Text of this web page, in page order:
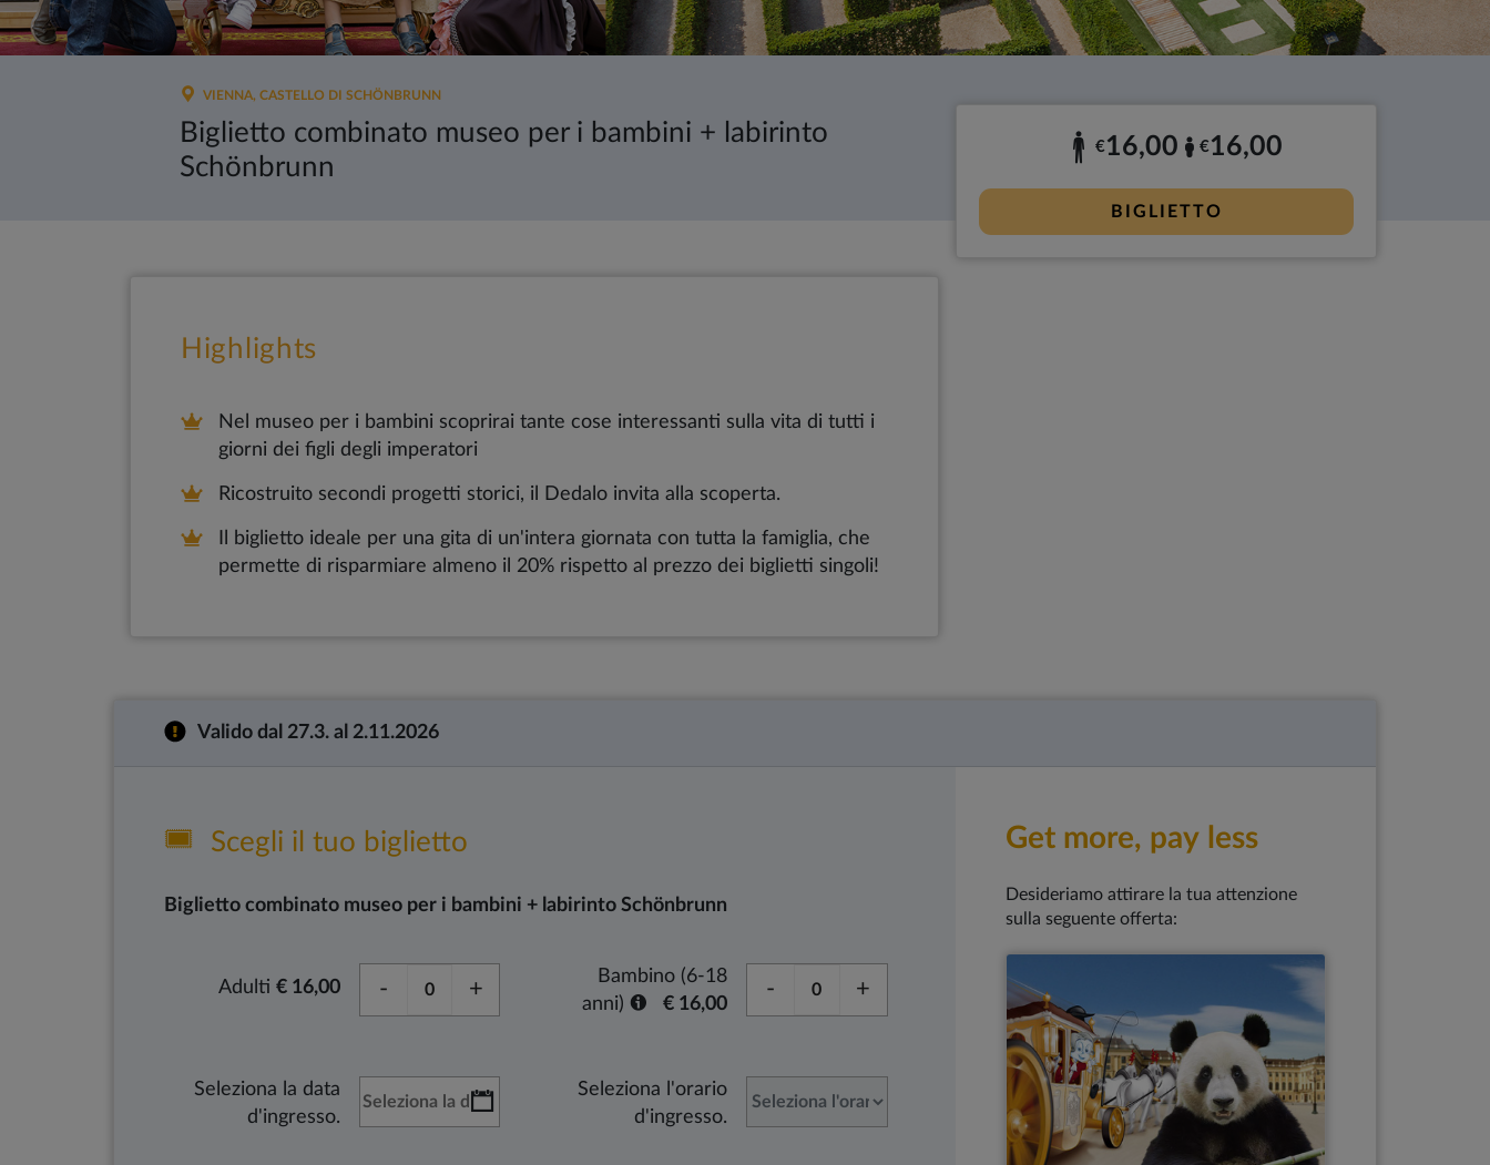
VIENNA, CASTELLO DI SCHÖNBRUNN
Biglietto combinato museo per i bambini + labirinto
Schönbrunn
€16,00 €16,00
BIGLIETTO
Highlights
Nel museo per i bambini scoprirai tante cose interessanti sulla vita di tutti i
giorni dei figli degli imperatori
Ricostruito secondi progetti storici, il Dedalo invita alla scoperta.
Il biglietto ideale per una gita di un'intera giornata con tutta la famiglia, che
permette di risparmiare almeno il 20% rispetto al prezzo dei biglietti singoli!
Valido dal 27.3. al 2.11.2026
Scegli il tuo biglietto
Biglietto combinato museo per i bambini + labirinto Schönbrunn
Adulti € 16,00 - +
Bambino (6-18
anni)
€ 16,00
- +
Seleziona la data
d'ingresso.
Seleziona l'orario
d'ingresso.
Get more, pay less
Desideriamo attirare la tua attenzione
sulla seguente offerta: